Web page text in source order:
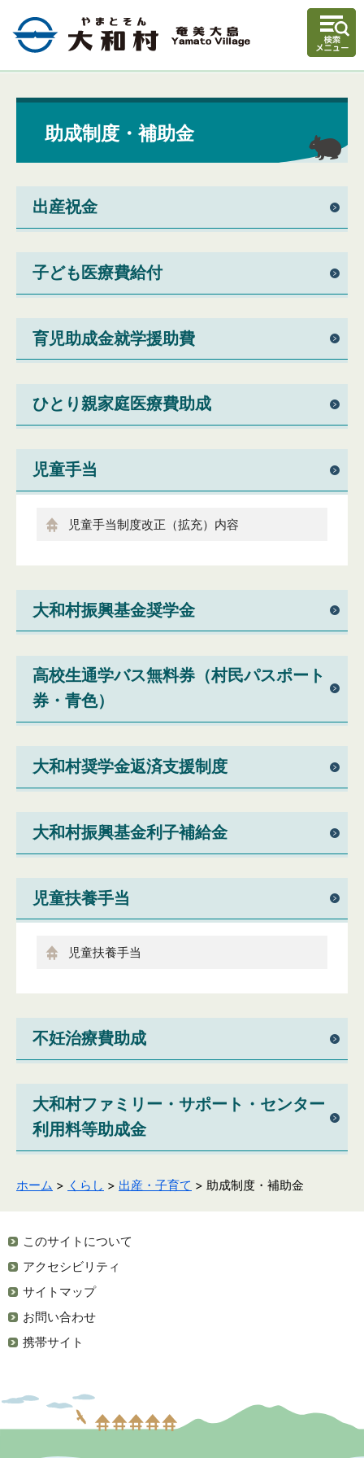
助成制度・補助金
出産祝金
子ども医療費給付
育児助成金就学援助費
ひとり親家庭医療費助成
児童手当
児童手当制度改正（拡充）内容
大和村振興基金奨学金
高校生通学バス無料券（村民パスポート
券・青色）
大和村奨学金返済支援制度
大和村振興基金利子補給金
児童扶養手当
児童扶養手当
不妊治療費助成
大和村ファミリー・サポート・センター
利用料等助成金
ホーム > くらし > 出産・子育て > 助成制度・補助金
このサイトについて
アクセシビリティ
サイトマップ
お問い合わせ
携帯サイト